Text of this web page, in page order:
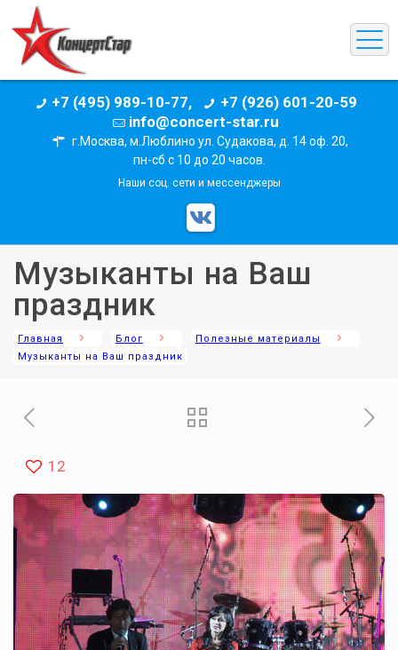
+7 (495) 989-10-77,
+7 (926) 601-20-59
info@concert-star.ru
г.Москва, м.Люблино ул. Судакова, д. 14 оф. 20,
пн-сб с 10 до 20 часов.
Наши соц. сети и мессенджеры
Музыканты на Ваш
праздник
Главная Блог
Полезные материалы
Музыканты на Ваш праздник
12